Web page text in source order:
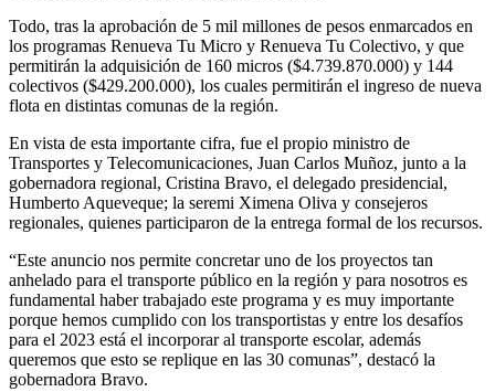
Todo, tras la aprobación de 5 mil millones de pesos enmarcados en
los programas Renueva Tu Micro y Renueva Tu Colectivo, y que
permitirán la adquisición de 160 micros ($4.739.870.000) y 144
colectivos ($429.200.000), los cuales permitirán el ingreso de nueva
flota en distintas comunas de la región.
En vista de esta importante cifra, fue el propio ministro de
Transportes y Telecomunicaciones, Juan Carlos Muñoz, junto a la
gobernadora regional, Cristina Bravo, el delegado presidencial,
Humberto Aqueveque; la seremi Ximena Oliva y consejeros
regionales, quienes participaron de la entrega formal de los recursos.
“Este anuncio nos permite concretar uno de los proyectos tan
anhelado para el transporte público en la región y para nosotros es
fundamental haber trabajado este programa y es muy importante
porque hemos cumplido con los transportistas y entre los desafíos
para el 2023 está el incorporar al transporte escolar, además
queremos que esto se replique en las 30 comunas”, destacó la
gobernadora Bravo.